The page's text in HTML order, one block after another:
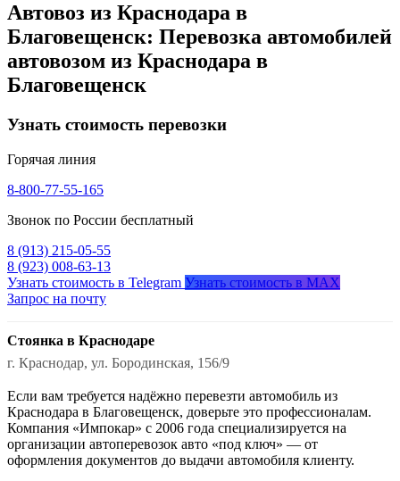
Автовоз из Краснодара в
Благовещенск: Перевозка автомобилей
автовозом из Краснодара в
Благовещенск
Узнать стоимость перевозки
Горячая линия
8-800-77-55-165
Звонок по России бесплатный
8 (913) 215-05-55
8 (923) 008-63-13
Узнать стоимость в Telegram Узнать стоимость в MAX
Запрос на почту
Стоянка в Краснодаре
г. Краснодар, ул. Бородинская, 156/9
Если вам требуется надёжно перевезти автомобиль из
Краснодара в Благовещенск, доверьте это профессионалам.
Компания «Импокар» с 2006 года специализируется на
организации автоперевозок авто «под ключ» — от
оформления документов до выдачи автомобиля клиенту.